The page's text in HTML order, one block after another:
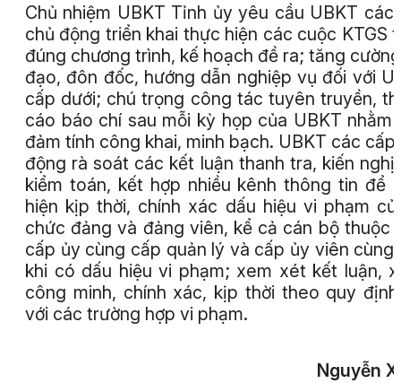
Chủ nhiệm UBKT Tỉnh ủy yêu cầu UBKT các
chủ động triển khai thực hiện các cuộc KTGS
đúng chương trình, kế hoạch đề ra; tăng
đạo, đôn đốc, hướng dẫn nghiệp vụ đối với
cấp dưới; chú trọng công tác tuyên truyền,
cáo báo chí sau mỗi kỳ họp của UBKT nhằm
đảm tính công khai, minh bạch. UBKT các cấp
động rà soát các kết luận thanh tra, kiến nghị
kiểm toán, kết hợp nhiều kênh thông tin để
hiện kịp thời, chính xác dấu hiệu vi phạm
chức đảng và đảng viên, kể cả cán bộ thuộc
cấp ủy cùng cấp quản lý và cấp ủy viên cùng
khi có dấu hiệu vi phạm; xem xét kết luận,
công minh, chính xác, kịp thời theo quy
với các trường hợp vi phạm.
Nguyễn